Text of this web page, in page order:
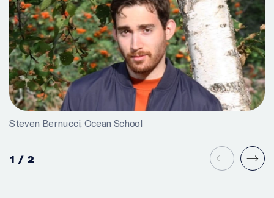
Steven Bernucci, Ocean School
1 / 2